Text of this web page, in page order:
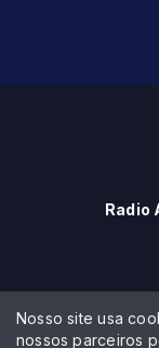
Radio
Nosso site usa
nossos parceiros